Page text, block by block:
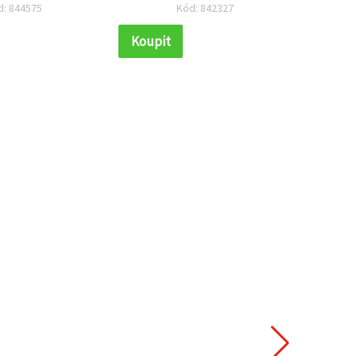
844575 Kód: 842327
Koupit